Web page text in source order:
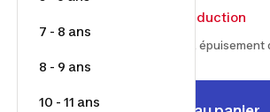
7 - 8 ans
8 - 9 ans
10 - 11 ans
23% de réduction
À partir du 2026-07-14 et jusqu'à épuisement